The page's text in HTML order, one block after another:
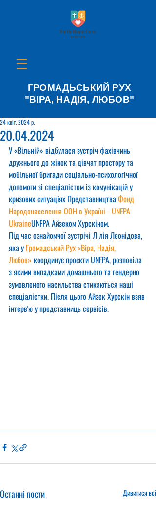
ГРОМАДЬСЬКИЙ РУХ
"ВІРА, НАДІЯ, ЛЮБОВ"
20.04.2024
24 квіт. 2024 р.
У «Вільній» відбулася зустріч фахівчинь
дружнього до жінок та дівчат простору та
мобільної бригади соціально-психологічної
допомоги зі спеціалістом із комунікацій у
кризових ситуаціях Представництва Фонд
Народонаселення ООН в Україні - UNFPA
UkraineUNFPA Айзеком Хурскіном.
Під час ознайомчої зустрічі Лілія Леонідова,
яка у Громадський Рух «Віра, Надія,
Любов» координує проєкти UNFPA, розповіла
з якими випадками домашнього та гендерно
зумовленого насильства стикаються наші
спеціалістки. Після цього Айзек Хурскін взяв
інтерв'ю у представниць сервісів.
Останні пости Дивитися всі